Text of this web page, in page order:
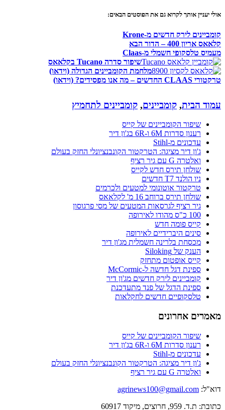
אולי יעניין אותך לקרוא גם את הפוסטים הבאים:
קומביינים לירק חדשים מ-Krone
קלאאס אריון 400 – הדור הבא
מעמיס טלסקופי חשמלי מ-Claas
שיפור סדרה Tucano בקלאאס
מלחמת הקומביינים הגדולה (וידאו)
טרקטורי CLAAS החדשים – מה אנו מפסידים? (וידאו)
עמוד הבית, קומביינים, קומביינים לתחמיץ
שיפור הקומביינים של קייס
רענון סדרות 6M ו-6R בג'ון דיר
עדכונים מ-Stihl
ג'ון דיר מציגה: הטרקטור הקונבנציונלי החזק בעולם
ואלטרה G עם גיר רציף
שולחן תירס חדש לקייס
ניו הולנד T7 חדשים
טרקטור אוטונומי למטעים ולכרמים
שולחן תירס ברוחב 16 מ' לקלאאס
גיר רציף לגרסאות המטעים של מסי פרגוסון
100 כ"ס מהודו לאירופה
קייס פומה חדש
סינים היברידיים לאירופה
מכסחת בלרינה חשמלית מג'ון דיר
הענק של Siloking
קייס אופטום מתחזק
ספינת דגל חדשה ל-McCormic
קומביינים לירק חדשים מג'ון דיר
ספינת הדגל של פנד מתעדכנת
טלסקופיים חדשים לחקלאות
מאמרים אחרונים
שיפור הקומביינים של קייס
רענון סדרות 6M ו-6R בג'ון דיר
עדכונים מ-Stihl
ג'ון דיר מציגה: הטרקטור הקונבנציונלי החזק בעולם
ואלטרה G עם גיר רציף
דוא"ל: agrinews100@gmail.com
כתובת: ת.ד. 959, חרוצים, מיקוד 60917